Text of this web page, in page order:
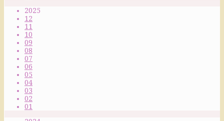
2025
12
11
10
09
08
07
06
05
04
03
02
01